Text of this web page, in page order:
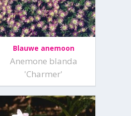
Blauwe anemoon
Anemone blanda
'Charmer'